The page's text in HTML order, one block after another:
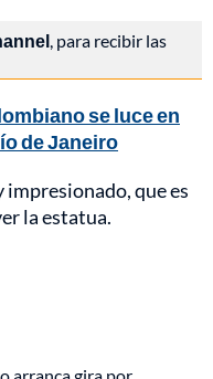
, para recibir las
se luce en
de Janeiro
que es
la estatua.